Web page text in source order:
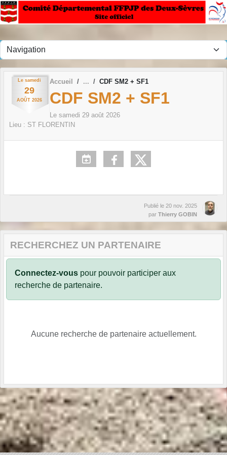
Le samedi
29
AOÛT 2026
Accueil CDF SM2 + SF1
CDF SM2 + SF1
Le samedi 29 août 2026
Lieu : ST FLORENTIN
Publié le 20 nov. 2025
par Thierry GOBIN
RECHERCHEZ UN PARTENAIRE
Connectez-vous pour pouvoir participer aux
recherche de partenaire.
Aucune recherche de partenaire actuellement.
Panneau de gestion des cookies